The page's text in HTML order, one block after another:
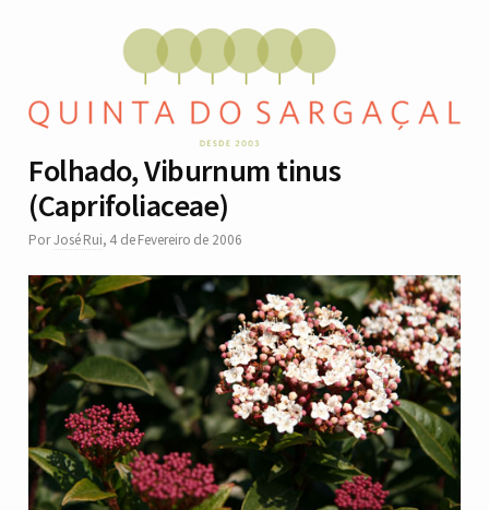
Folhado, Viburnum tinus
(Caprifoliaceae)
PorJosé Rui, 4 de Fevereiro de 2006